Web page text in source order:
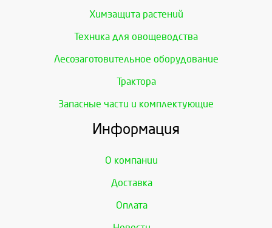
Химзащита растений
Техника для овощеводства
Лесозаготовительное оборудование
Трактора
Запасные части и комплектующие
Информация
О компании
Доставка
Оплата